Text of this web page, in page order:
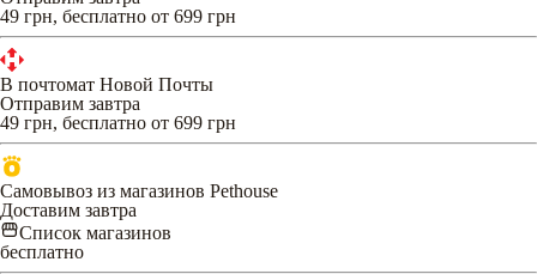
49 грн, бесплатно от 699 грн
В почтомат Новой Почты
Отправим завтра
49 грн, бесплатно от 699 грн
Самовывоз из магазинов Pethouse
Доставим завтра
Список магазинов
бесплатно